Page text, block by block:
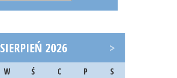
SIERPIEŃ 2026 >
W Ś C P S